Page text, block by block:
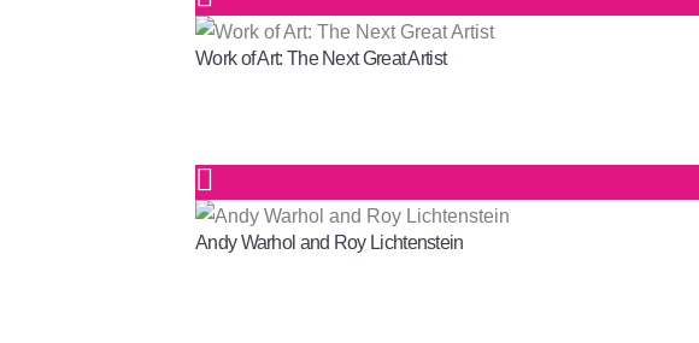
Work of Art: The Next Great Artist
Andy Warhol and Roy Lichtenstein